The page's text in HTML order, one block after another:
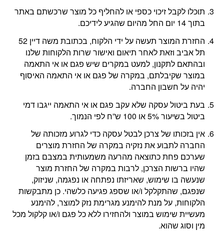
תוכלו לקבל זיכוי כספי או להחליף כל מוצר שרכשתם באתר
בתוך 14 יום החל מהיום שהגיע לידיכם.
החזרת המוצר תעשה על ידי הלקוח, בכתובת משה דיין 52
תל אביב וזאת לאחר תיאום ואישור שרות הלקוחות שלנו
ובהתאם לתקנון, למעט במקרים שיש פגם או אי התאמה
במוצר שקיבלתם, במקרה של פגם או אי התאמה האיסוף
יהיה על חשבון החברה.
בעת ביטול עסקה שלא עקב פגם או אי התאמה ייגבו דמי
ביטול בשיעור 5% או 100 ש”ח לפי הנמוך.
אין בזכותו של צרכן לבטל עסקה כדי לגרוע מזכותה של
החברה לתבוע את נזקיה במקרה של החזרת מוצרים
שערכם פחת כתוצאה מהרעה משמעותית במצבם בזמן
שהיו ברשות הצרכן, לרבות במקרה של החזרת מוצר
שנעשה בו שימוש, שאריזתו נפתחה או נפגמה, שניזוק,
שנפגם, שהתקלקל ו/או שספג פגיעה כלשהי. כן מתבקשות
הלקוחות, על מנת להימנע מגרימת נזק למוצר, להימנע
מעשיית שימוש במוצר ולהחזירו ללא כל פגם ו/או קלקול מכל
מין וסוג שהוא.